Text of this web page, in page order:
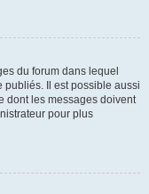
du forum dans lequel
publiés. Il est possible aussi
dont les messages doivent
pour plus